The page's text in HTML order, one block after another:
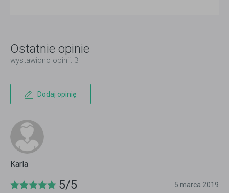
Ostatnie opinie
wystawiono opinii: 3
Dodaj opinię
Karla
5/5 5 marca 2019